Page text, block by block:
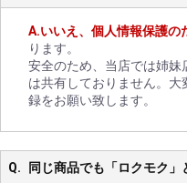
いいえ、個人情報保護の
ります。
安全のため、当店では姉妹
は共有しておりません。
録をお願い致します。
同じ商品でも「ロクモク